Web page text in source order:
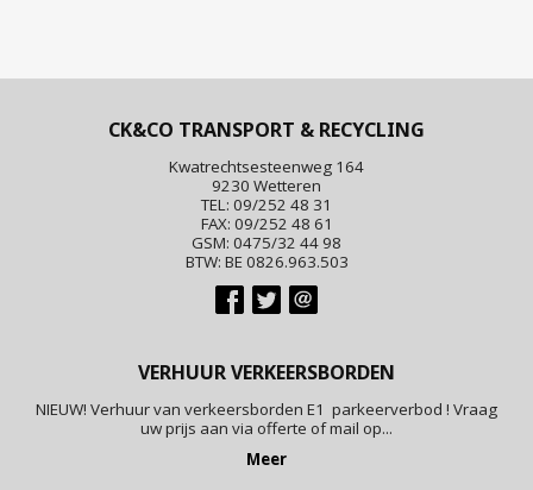
CK&CO TRANSPORT & RECYCLING
Kwatrechtsesteenweg 164
9230 Wetteren
TEL: 09/252 48 31
FAX: 09/252 48 61
GSM: 0475/32 44 98
BTW: BE 0826.963.503
VERHUUR VERKEERSBORDEN
NIEUW! Verhuur van verkeersborden E1 parkeerverbod ! Vraag
uw prijs aan via offerte of mail op...
Meer